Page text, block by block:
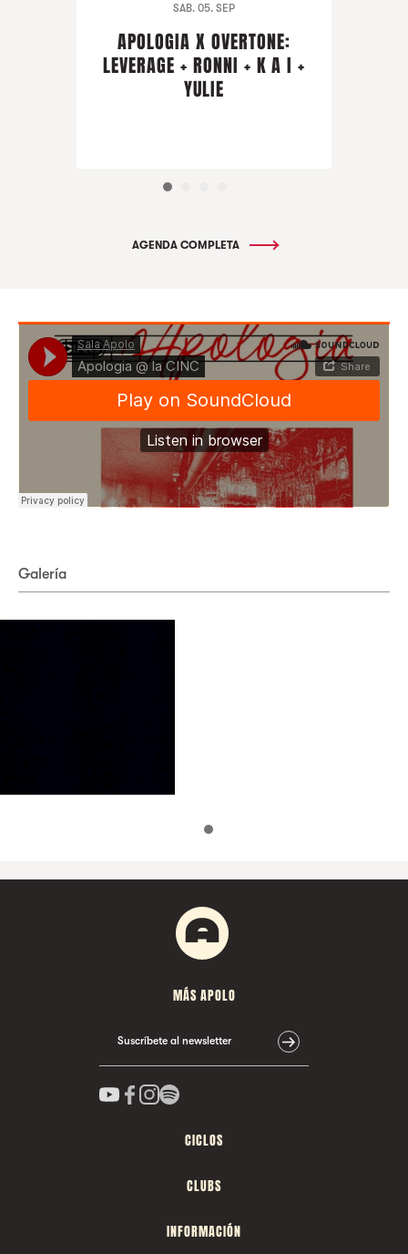
SAB. 05. SEP
APOLOGIA X OVERTONE:
LEVERAGE + RONNI + K A I +
YULIE
AGENDA COMPLETA
Sala Apolo·Apologia @ la CINC
Galería
MÁS APOLO
Suscríbete al newsletter
CICLOS
CLUBS
INFORMACIÓN